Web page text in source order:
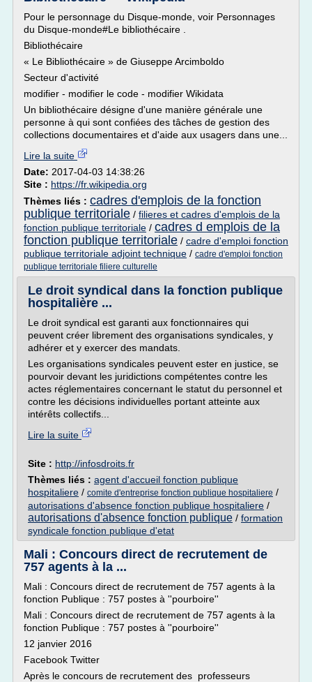
Pour le personnage du Disque-monde, voir Personnages
du Disque-monde#Le bibliothécaire .
Bibliothécaire
« Le Bibliothécaire » de Giuseppe Arcimboldo
Secteur d'activité
modifier - modifier le code - modifier Wikidata
Un bibliothécaire désigne d'une manière générale une
personne à qui sont confiées des tâches de gestion des
collections documentaires et d'aide aux usagers dans une...
Lire la suite
Date: 2017-04-03 14:38:26
Site : https://fr.wikipedia.org
Thèmes liés : cadres d'emplois de la fonction
publique territoriale / filieres et cadres d'emplois de la
fonction publique territoriale / cadres d emplois de la
fonction publique territoriale / cadre d'emploi fonction
publique territoriale adjoint technique / cadre d'emploi fonction
publique territoriale filiere culturelle
Le droit syndical dans la fonction publique
hospitalière ...
Le droit syndical est garanti aux fonctionnaires qui
peuvent créer librement des organisations syndicales, y
adhérer et y exercer des mandats.
Les organisations syndicales peuvent ester en justice, se
pourvoir devant les juridictions compétentes contre les
actes réglementaires concernant le statut du personnel et
contre les décisions individuelles portant atteinte aux
intérêts collectifs...
Lire la suite
Site : http://infosdroits.fr
Thèmes liés : agent d'accueil fonction publique
hospitaliere / comite d'entreprise fonction publique hospitaliere /
autorisations d'absence fonction publique hospitaliere /
autorisations d'absence fonction publique / formation
syndicale fonction publique d'etat
Mali : Concours direct de recrutement de
757 agents à la ...
Mali : Concours direct de recrutement de 757 agents à la
fonction Publique : 757 postes à ''pourboire''
Mali : Concours direct de recrutement de 757 agents à la
fonction Publique : 757 postes à ''pourboire''
12 janvier 2016
Facebook Twitter
Après le concours de recrutement des professeurs